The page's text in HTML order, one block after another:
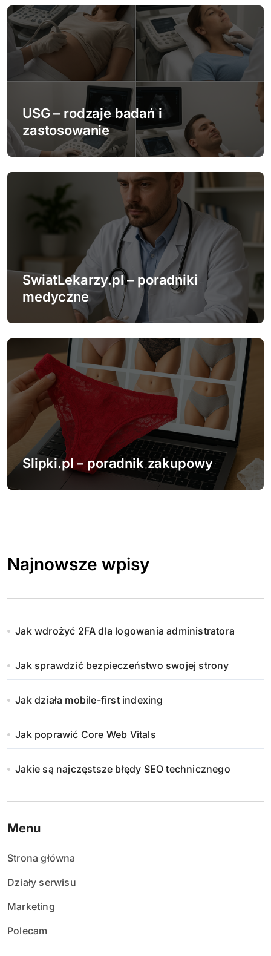
c
w
i
s
u
USG – rodzaje badań i
zastosowanie
SwiatLekarzy.pl – poradniki
medyczne
Slipki.pl – poradnik zakupowy
Najnowsze wpisy
Jak wdrożyć 2FA dla logowania administratora
Jak sprawdzić bezpieczeństwo swojej strony
Jak działa mobile-first indexing
Jak poprawić Core Web Vitals
Jakie są najczęstsze błędy SEO technicznego
Menu
Strona główna
Działy serwisu
Marketing
Polecam